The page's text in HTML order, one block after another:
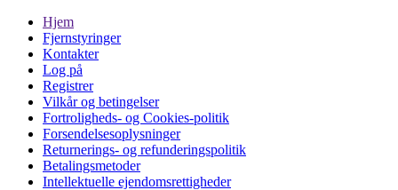
Hjem
Fjernstyringer
Kontakter
Log på
Registrer
Vilkår og betingelser
Fortroligheds- og Cookies-politik
Forsendelsesoplysninger
Returnerings- og refunderingspolitik
Betalingsmetoder
Intellektuelle ejendomsrettigheder